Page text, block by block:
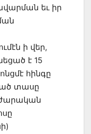
եւ իր
ի վեր,
է 15
հինգը
տասը